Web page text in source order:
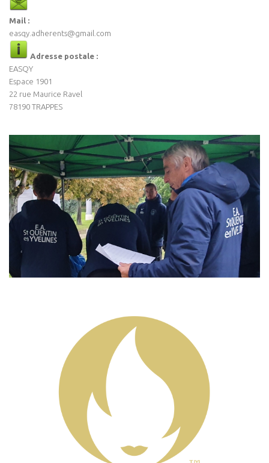
Mail :
easqy.adherents@gmail.com
Adresse postale :
EASQY
Espace 1901
22 rue Maurice Ravel
78190 TRAPPES